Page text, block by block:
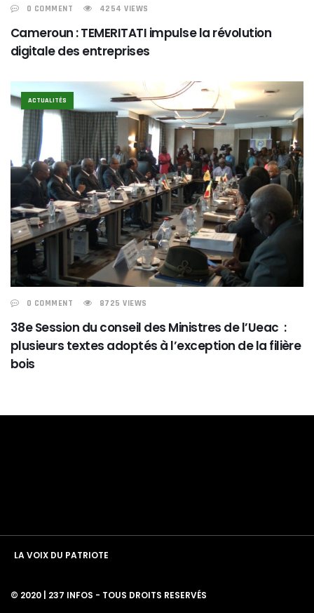
0 COMMENT 4254 VIEWS
Cameroun : TEMERITATI impulse la révolution
digitale des entreprises
ACTUALITÉS
0 COMMENT 8725 VIEWS
38e Session du conseil des Ministres de l’Ueac :
plusieurs textes adoptés à l’exception de la filière
bois
LA VOIX DU PATRIOTE
© 2020 | 237 INFOS - TOUS DROITS RESERVÉS